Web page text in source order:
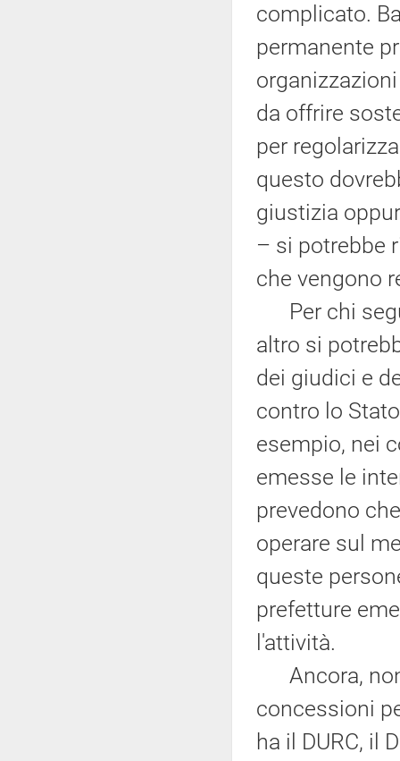
complicato.
permanente
da offrire
per
questo
giustizia
– si potrebbe
che vengono
Per chi
altro si
dei giudici e
contro lo
esempio, nei
emesse le
prevedono
operare sul
queste
prefetture
l'attività.
Ancora, non
concessioni
ha il DURC, il